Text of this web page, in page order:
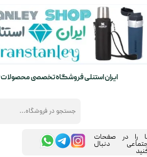
ایران استنلی فروشگاه تخصصی محصولات Stanley آمریکا در ایران
حساب کاربری من
تغییر گذر واژه
را در صفحات
دنبال